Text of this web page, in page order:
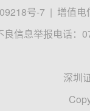
号-7 | 增值电
良信息举报电话：
深圳